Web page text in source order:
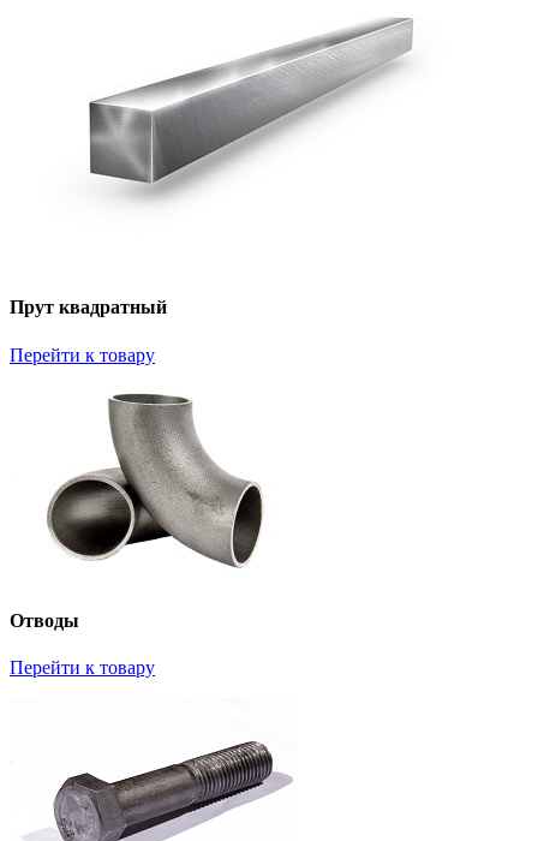
Прут квадратный
Перейти к товару
Отводы
Перейти к товару